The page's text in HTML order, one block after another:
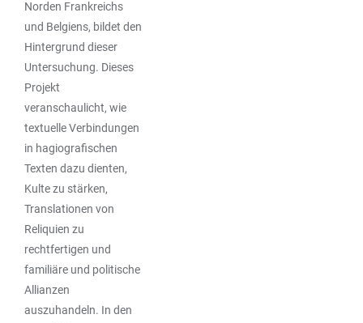
Norden Frankreichs
und Belgiens, bildet den
Hintergrund dieser
Untersuchung. Dieses
Projekt
veranschaulicht, wie
textuelle Verbindungen
in hagiografischen
Texten dazu dienten,
Kulte zu stärken,
Translationen von
Reliquien zu
rechtfertigen und
familiäre und politische
Allianzen
auszuhandeln. In den